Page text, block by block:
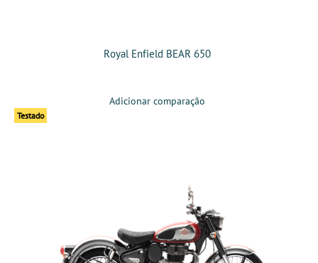
Royal Enfield BEAR 650
Adicionar comparação
Testado